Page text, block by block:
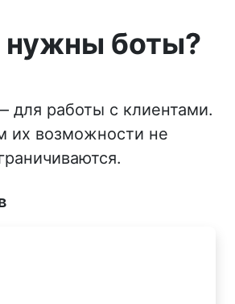
нужны боты?
для работы с клиентами.
их возможности не